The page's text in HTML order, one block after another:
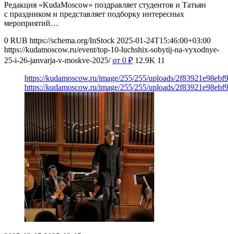
Редакция «KudaMoscow» поздравляет студентов и Татьян
с праздником и представляет подборку интересных
мероприятий…
0 RUB https://schema.org/InStock 2025-01-24T15:46:00+03:00
https://kudamoscow.ru/event/top-10-luchshix-sobytij-na-vyxodnye-
25-i-26-janvarja-v-moskve-2025/ от 0 ₽ 12.9K 11
https://kudamoscow.ru/image/255/255/uploads/
https://kudamoscow.ru/image/255/255/uploads/